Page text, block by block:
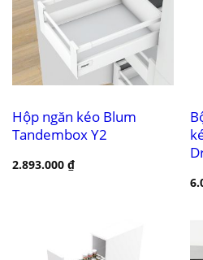
Hộp ngăn kéo Blum
Tandembox Y2
2.893.000 ₫